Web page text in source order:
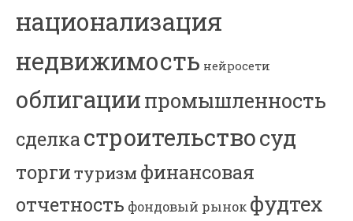
национализация
недвижимость нейросети
облигациипромышленность
сделкастроительствосуд
торгитуризм финансовая
отчетность фондовый рынок фудтех